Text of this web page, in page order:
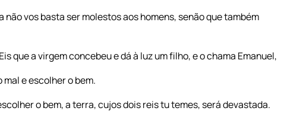
vos basta ser molestos aos homens, senão que também
que a virgem concebeu e dá à luz um filho, e o chama Emanuel,
e escolher o bem.
o bem, a terra, cujos dois reis tu temes, será devastada.